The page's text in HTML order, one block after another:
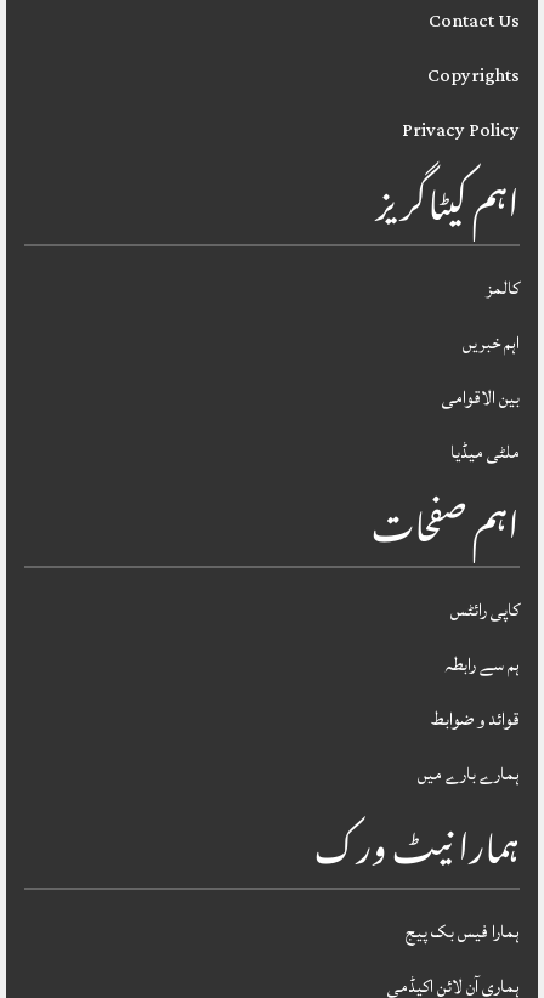
Contact Us
Copyrights
Privacy Policy
اہم کیٹاگریز
کالمز
اہم خبریں
بین الاقوامی
ملٹی میڈیا
اہم صفحات
کاپی رائٹس
ہم سے رابطہ
قوائد و ضوابط
ہمارے بارے میں
ہمارا نیٹ ورک
ہمارا فیس بک پیج
ہماری آن لائن اکیڈمی